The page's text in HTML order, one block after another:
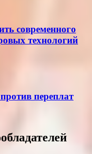
современного
технологий
переплат